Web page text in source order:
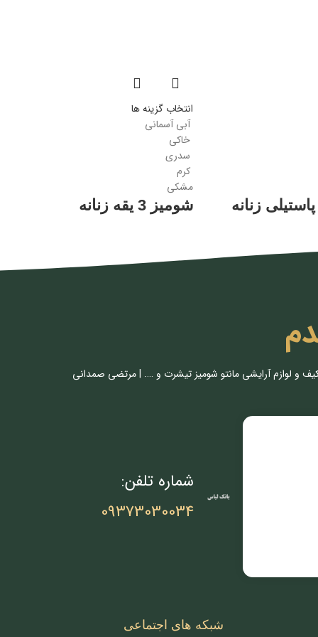
زنانه
انتخاب گزینه ها
آبی آسمانی
خاکی
سدری
کرم
مشکی
شومیز 3 یقه زنانه
و لوازم آرایشی مانتو شومیز تیشرت و …. | مرتضی صمدانی
شماره تلفن:
09373030034
شبکه های اجتماعی